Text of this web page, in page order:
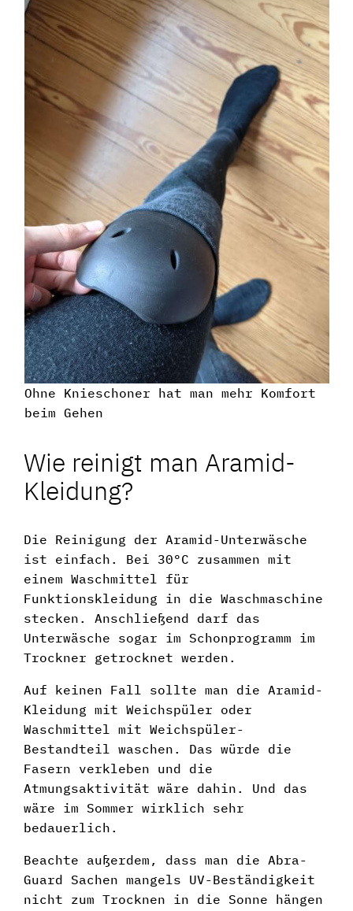
Ohne Knieschoner hat man mehr Komfort
beim Gehen
Wie reinigt man Aramid-
Kleidung?
Die Reinigung der Aramid-Unterwäsche
ist einfach. Bei 30°C zusammen mit
einem Waschmittel für
Funktionskleidung in die Waschmaschine
stecken. Anschließend darf das
Unterwäsche sogar im Schonprogramm im
Trockner getrocknet werden.
Auf keinen Fall sollte man die Aramid-
Kleidung mit Weichspüler oder
Waschmittel mit Weichspüler-
Bestandteil waschen. Das würde die
Fasern verkleben und die
Atmungsaktivität wäre dahin. Und das
wäre im Sommer wirklich sehr
bedauerlich.
Beachte außerdem, dass man die Abra-
Guard Sachen mangels UV-Beständigkeit
nicht zum Trocknen in die Sonne hängen